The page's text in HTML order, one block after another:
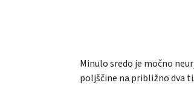
Minulo sredo je močno
poljščine na približno dva